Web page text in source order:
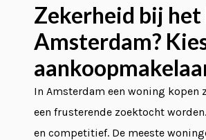
Zekerheid bij het
Amsterdam?
In Amsterdam een woning kopen
een frusterende zoektocht
en competitief. De meeste